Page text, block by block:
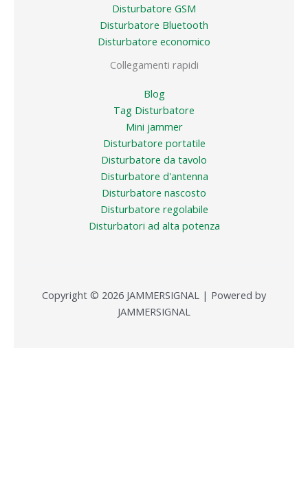
Disturbatore GSM
Disturbatore Bluetooth
Disturbatore economico
Collegamenti rapidi
Blog
Tag Disturbatore
Mini jammer
Disturbatore portatile
Disturbatore da tavolo
Disturbatore d'antenna
Disturbatore nascosto
Disturbatore regolabile
Disturbatori ad alta potenza
Copyright © 2026 JAMMERSIGNAL | Powered by
JAMMERSIGNAL